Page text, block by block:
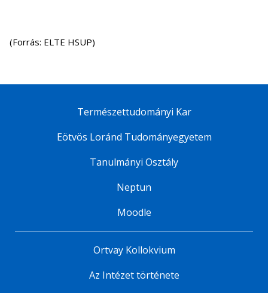
(Forrás: ELTE HSUP)
Természettudományi Kar
Eötvös Loránd Tudományegyetem
Tanulmányi Osztály
Neptun
Moodle
Ortvay Kollokvium
Az Intézet története